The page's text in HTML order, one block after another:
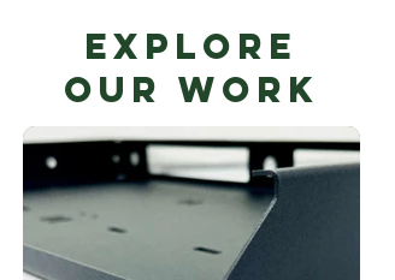
Explore
Our Work